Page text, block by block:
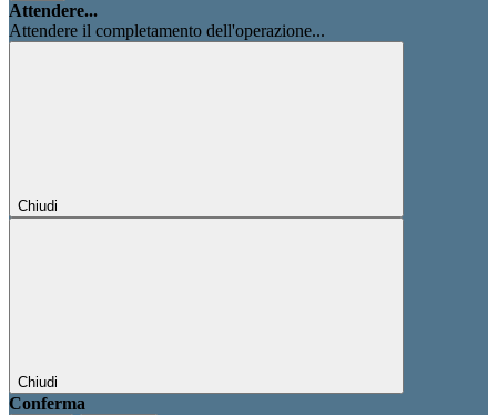
Attendere...
Attendere il completamento dell'operazione...
Chiudi
Chiudi
Conferma